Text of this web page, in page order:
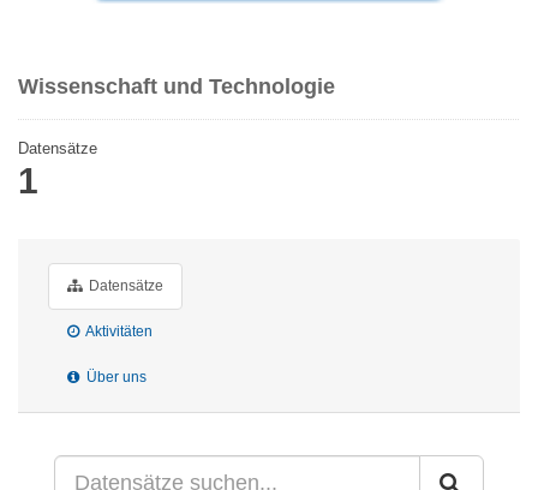
Wissenschaft und Technologie
Datensätze
1
Datensätze
Aktivitäten
Über uns